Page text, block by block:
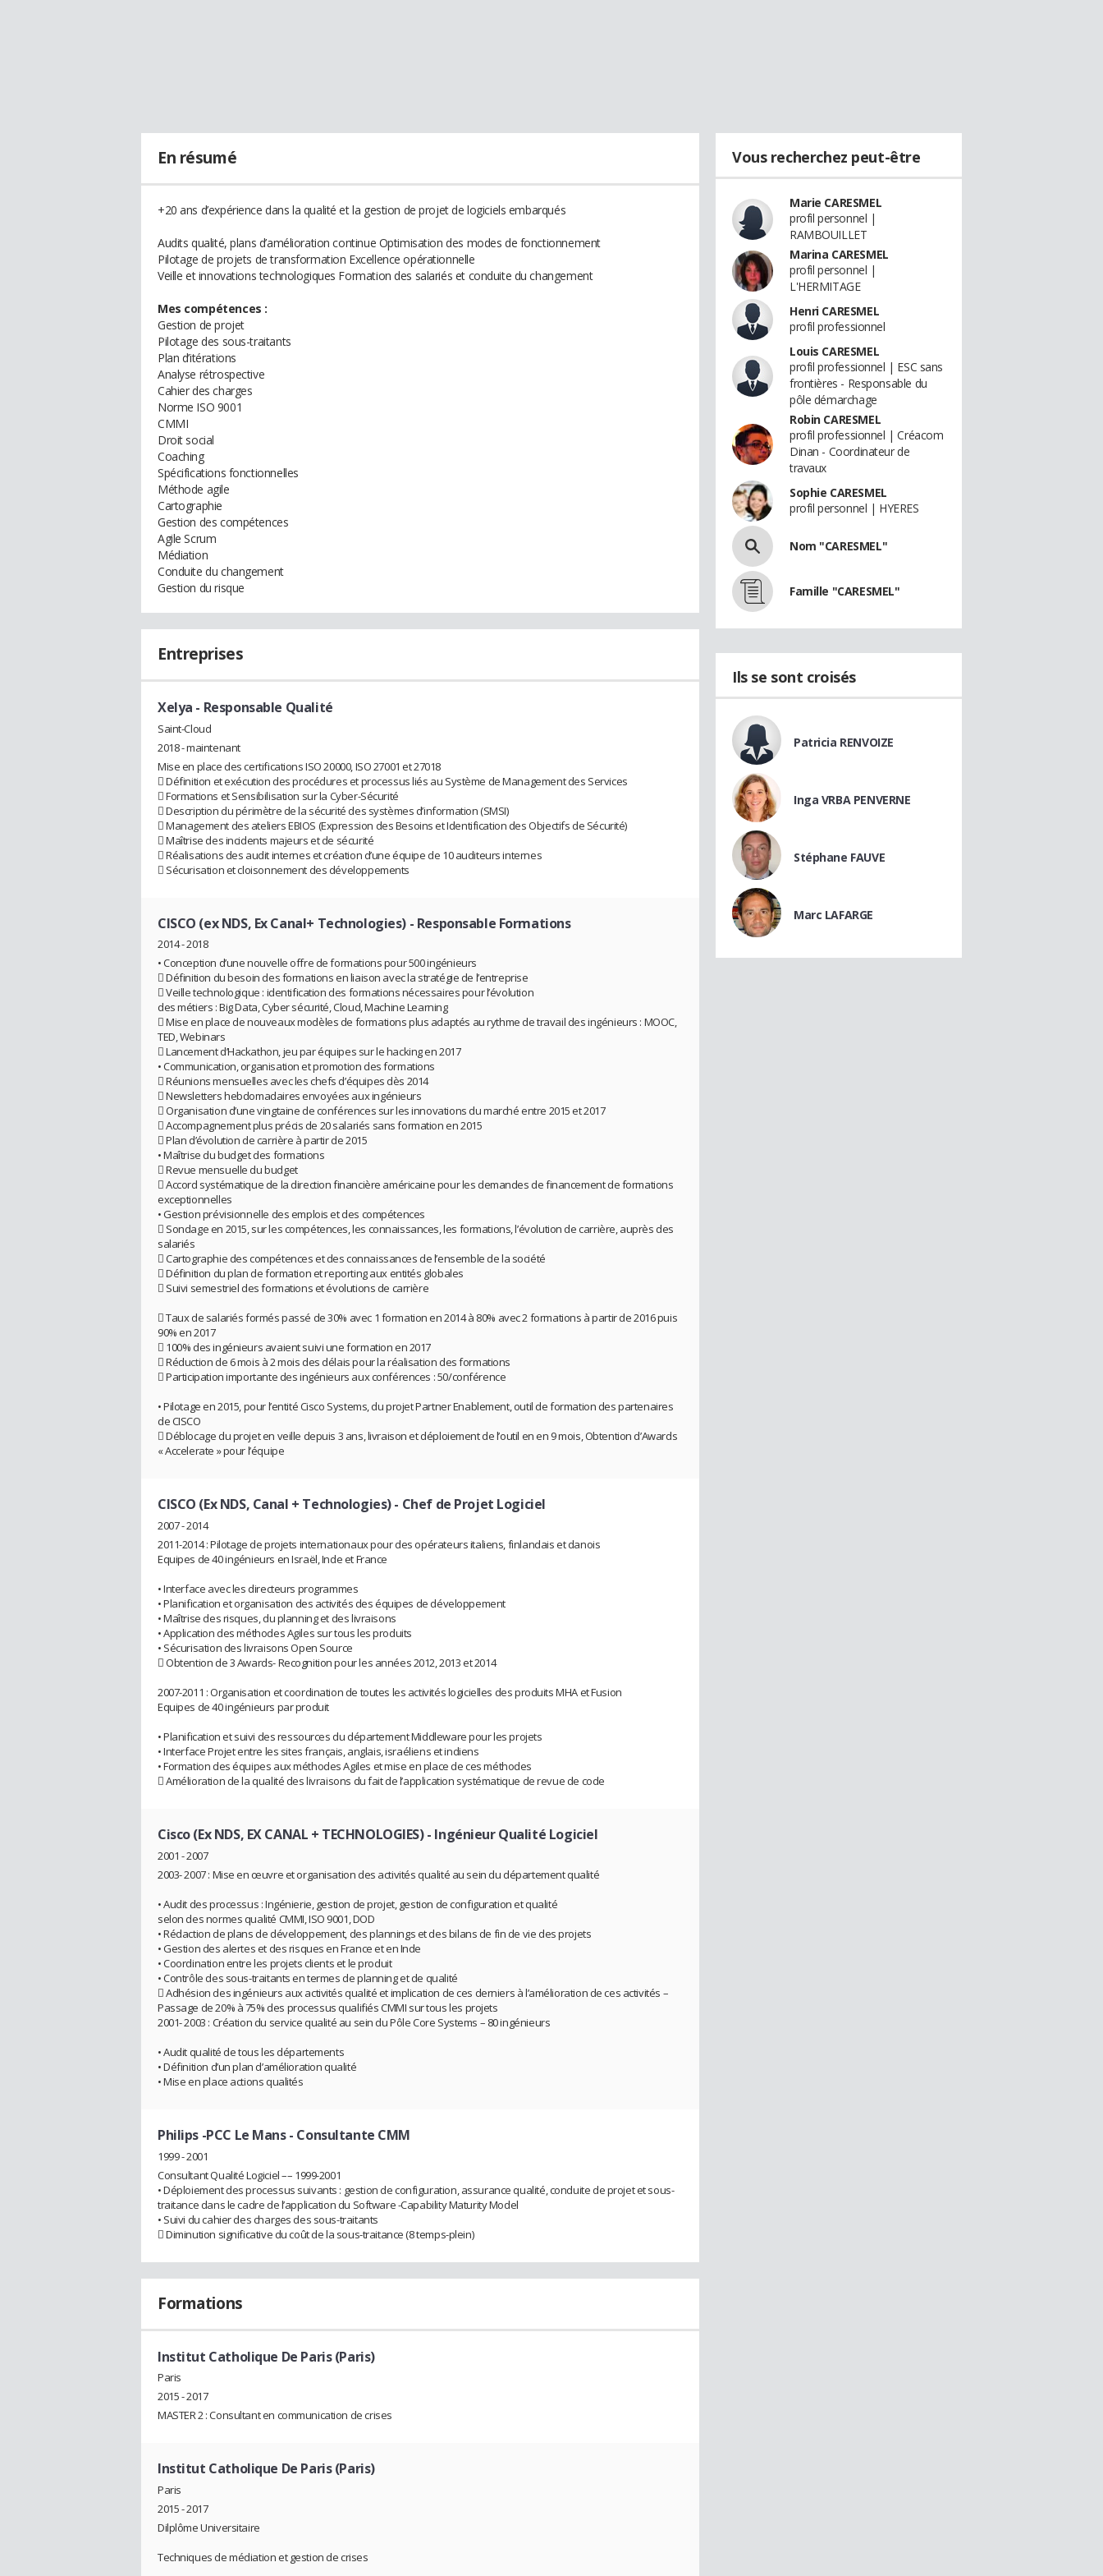
En résumé
+20 ans d’expérience dans la qualité et la gestion de projet de logiciels embarqués
Audits qualité, plans d’amélioration continue Optimisation des modes de fonctionnement
Pilotage de projets de transformation Excellence opérationnelle
Veille et innovations technologiques Formation des salariés et conduite du changement
Mes compétences :
Gestion de projet
Pilotage des sous-traitants
Plan d’itérations
Analyse rétrospective
Cahier des charges
Norme ISO 9001
CMMI
Droit social
Coaching
Spécifications fonctionnelles
Méthode agile
Cartographie
Gestion des compétences
Agile Scrum
Médiation
Conduite du changement
Gestion du risque
Entreprises
Xelya - Responsable Qualité
Saint-Cloud
2018 - maintenant
Mise en place des certifications ISO 20000, ISO 27001 et 27018
 Définition et exécution des procédures et processus liés au Système de Management des Services
 Formations et Sensibilisation sur la Cyber-Sécurité
 Description du périmètre de la sécurité des systèmes d’information (SMSI)
 Management des ateliers EBIOS (Expression des Besoins et Identification des Objectifs de Sécurité)
 Maîtrise des incidents majeurs et de sécurité
 Réalisations des audit internes et création d’une équipe de 10 auditeurs internes
 Sécurisation et cloisonnement des développements
CISCO (ex NDS, Ex Canal+ Technologies) - Responsable Formations
2014 - 2018
• Conception d’une nouvelle offre de formations pour 500 ingénieurs
 Définition du besoin des formations en liaison avec la stratégie de l’entreprise
 Veille technologique : identification des formations nécessaires pour l’évolution
des métiers : Big Data, Cyber sécurité, Cloud, Machine Learning
 Mise en place de nouveaux modèles de formations plus adaptés au rythme de travail des ingénieurs : MOOC,
TED, Webinars
 Lancement d’Hackathon, jeu par équipes sur le hacking en 2017
• Communication, organisation et promotion des formations
 Réunions mensuelles avec les chefs d’équipes dès 2014
 Newsletters hebdomadaires envoyées aux ingénieurs
 Organisation d’une vingtaine de conférences sur les innovations du marché entre 2015 et 2017
 Accompagnement plus précis de 20 salariés sans formation en 2015
 Plan d’évolution de carrière à partir de 2015
• Maîtrise du budget des formations
 Revue mensuelle du budget
 Accord systématique de la direction financière américaine pour les demandes de financement de formations
exceptionnelles
• Gestion prévisionnelle des emplois et des compétences
 Sondage en 2015, sur les compétences, les connaissances, les formations, l’évolution de carrière, auprès des
salariés
 Cartographie des compétences et des connaissances de l’ensemble de la société
 Définition du plan de formation et reporting aux entités globales
 Suivi semestriel des formations et évolutions de carrière
 Taux de salariés formés passé de 30% avec 1 formation en 2014 à 80% avec 2 formations à partir de 2016 puis
90% en 2017
 100% des ingénieurs avaient suivi une formation en 2017
 Réduction de 6 mois à 2 mois des délais pour la réalisation des formations
 Participation importante des ingénieurs aux conférences : 50/conférence
• Pilotage en 2015, pour l’entité Cisco Systems, du projet Partner Enablement, outil de formation des partenaires
de CISCO
 Déblocage du projet en veille depuis 3 ans, livraison et déploiement de l’outil en en 9 mois, Obtention d’Awards
« Accelerate » pour l’équipe
CISCO (Ex NDS, Canal + Technologies)- Chef de Projet Logiciel
2007 - 2014
2011-2014 : Pilotage de projets internationaux pour des opérateurs italiens, finlandais et danois
Equipes de 40 ingénieurs en Israël, Inde et France
• Interface avec les directeurs programmes
• Planification et organisation des activités des équipes de développement
• Maîtrise des risques, du planning et des livraisons
• Application des méthodes Agiles sur tous les produits
• Sécurisation des livraisons Open Source
 Obtention de 3 Awards- Recognition pour les années 2012, 2013 et 2014
2007-2011 : Organisation et coordination de toutes les activités logicielles des produits MHA et Fusion
Equipes de 40 ingénieurs par produit
• Planification et suivi des ressources du département Middleware pour les projets
• Interface Projet entre les sites français, anglais, israéliens et indiens
• Formation des équipes aux méthodes Agiles et mise en place de ces méthodes
 Amélioration de la qualité des livraisons du fait de l’application systématique de revue de code
Cisco (Ex NDS, EX CANAL + TECHNOLOGIES)- Ingénieur Qualité Logiciel
2001 - 2007
2003- 2007 : Mise en œuvre et organisation des activités qualité au sein du département qualité
• Audit des processus : Ingénierie, gestion de projet, gestion de configuration et qualité
selon des normes qualité CMMI, ISO 9001, DOD
• Rédaction de plans de développement, des plannings et des bilans de fin de vie des projets
• Gestion des alertes et des risques en France et en Inde
• Coordination entre les projets clients et le produit
• Contrôle des sous-traitants en termes de planning et de qualité
 Adhésion des ingénieurs aux activités qualité et implication de ces derniers à l’amélioration de ces activités –
Passage de 20% à 75% des processus qualifiés CMMI sur tous les projets
2001- 2003 : Création du service qualité au sein du Pôle Core Systems – 80 ingénieurs
• Audit qualité de tous les départements
• Définition d’un plan d’amélioration qualité
• Mise en place actions qualités
Philips -PCC Le Mans- Consultante CMM
1999 - 2001
Consultant Qualité Logiciel –– 1999-2001
• Déploiement des processus suivants : gestion de configuration, assurance qualité, conduite de projet et sous-
traitance dans le cadre de l’application du Software -Capability Maturity Model
• Suivi du cahier des charges des sous-traitants
 Diminution significative du coût de la sous-traitance (8 temps-plein)
Formations
Institut Catholique De Paris (Paris)
Paris
2015 - 2017
MASTER 2 : Consultant en communication de crises
Institut Catholique De Paris (Paris)
Paris
2015 - 2017
Dilplôme Universitaire
Techniques de médiation et gestion de crises
Vous recherchez peut-être
Marie CARESMEL
profil personnel |
RAMBOUILLET
Marina CARESMEL
profil personnel |
L'HERMITAGE
Henri CARESMEL
profil professionnel
Louis CARESMEL
profil professionnel | ESC sans
frontières - Responsable du
pôle démarchage
Robin CARESMEL
profil professionnel | Créacom
Dinan - Coordinateur de
travaux
Sophie CARESMEL
profil personnel | HYERES
Nom "CARESMEL"
Famille "CARESMEL"
Ils se sont croisés
Patricia RENVOIZE
Inga VRBA PENVERNE
Stéphane FAUVE
Marc LAFARGE